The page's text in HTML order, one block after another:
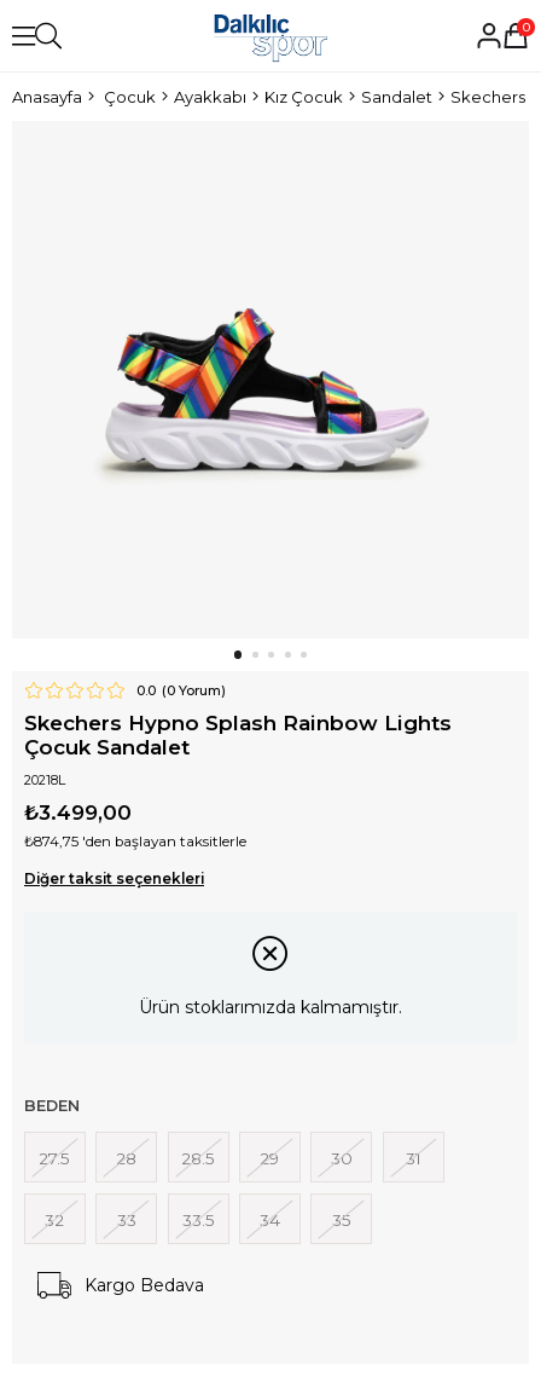
0
Anasayfa Çocuk Ayakkabı Kız Çocuk Sandalet
0.0 (0Yorum)
Skechers Hypno Splash Rainbow Lights
Çocuk Sandalet
20218L
₺3.499,00
₺874,75 'den başlayan taksitlerle
Diğer taksit seçenekleri
Ürün stoklarımızda kalmamıştır.
BEDEN
27.5 28 28.5 29 30 31
32 33 33.5 34 35
Kargo Bedava